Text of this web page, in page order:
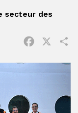
secteur des
Facebook